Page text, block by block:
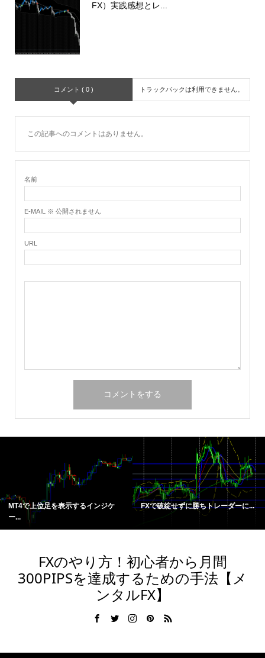
FX）実践感想とレ...
コメント ( 0 ) トラックバックは利用できません。
この記事へのコメントはありません。
名前
E-MAIL ※ 公開されません
URL
MT4で上位足を表示するインジケ
ー...
FXで破綻せずに勝ちトレーダーに...
FXのやり方！初心者から月間
300PIPSを達成するための手法【メ
ンタルFX】